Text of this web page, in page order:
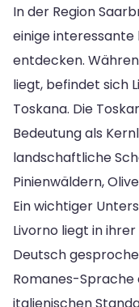
In der Region
einige
entdecken.
liegt, befindet sich
Toskana. Die
Bedeutung als
landschaftliche
Pinienwäldern,
Ein wichtiger
Livorno liegt in
Deutsch
Romanes-Sprache
italienischen